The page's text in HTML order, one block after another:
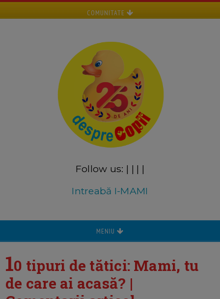
COMUNITATE
Follow us: | | | |
Intreabă I-MAMI
MENIU
10 tipuri de tătici: Mami, tu
de care ai acasă? |